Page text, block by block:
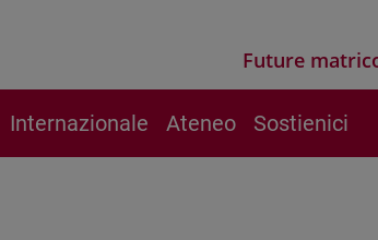
Future
Internazionale Ateneo Sostienici